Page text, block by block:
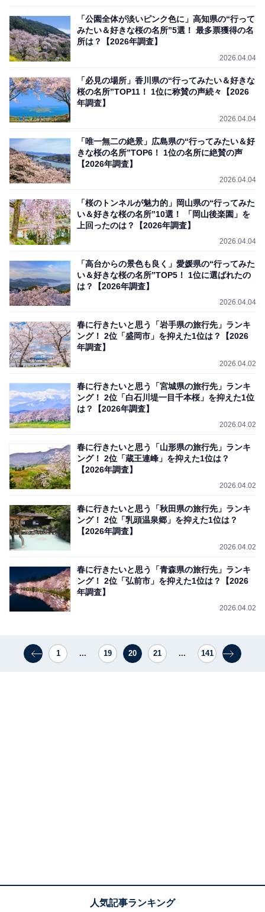
「公園全体が淡いピンク色に」高知県の“行って
みたい＆好きな桜の名所”5選！ 最多票獲得の名
所は？【2026年調査】
2026.04.04
「必見の場所」香川県の“行ってみたい＆好きな
桜の名所”TOP11！ 1位に称賛の声続々【2026
年調査】
2026.04.04
「唯一無二の絶景」広島県の“行ってみたい＆好
きな桜の名所”TOP6！ 1位の名所に絶賛の声
【2026年調査】
2026.04.04
「桜のトンネルが魅力的」岡山県の“行ってみた
い＆好きな桜の名所”10選！ 「岡山後楽園」を
上回ったのは？【2026年調査】
2026.04.04
「高台からの景色も良く」愛媛県の“行ってみた
い＆好きな桜の名所”TOP5！ 1位に選ばれたの
は？【2026年調査】
2026.04.04
春に行きたいと思う「岩手県の旅行先」ランキ
ング！ 2位「盛岡市」を抑えた1位は？【2026
年調査】
2026.04.02
春に行きたいと思う「宮城県の旅行先」ランキ
ング！ 2位「白石川堤一目千本桜」を抑えた1位
は？【2026年調査】
2026.04.02
春に行きたいと思う「山形県の旅行先」ランキ
ング！ 2位「蔵王連峰」を抑えた1位は？
【2026年調査】
2026.04.02
春に行きたいと思う「秋田県の旅行先」ランキ
ング！ 2位「乳頭温泉郷」を抑えた1位は？
【2026年調査】
2026.04.02
春に行きたいと思う「青森県の旅行先」ランキ
ング！ 2位「弘前市」を抑えた1位は？【2026
年調査】
2026.04.02
1 ... 19 20 21 ... 141